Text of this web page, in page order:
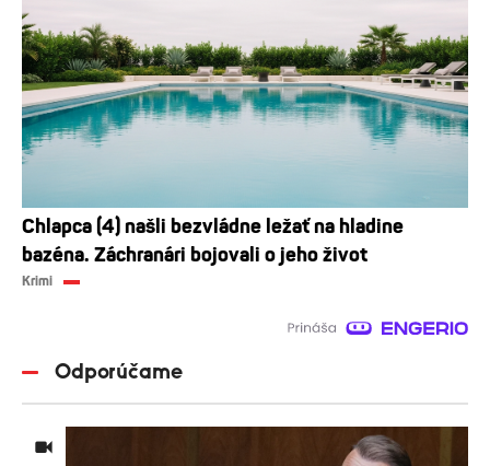
Chlapca (4) našli bezvládne ležať na hladine
bazéna. Záchranári bojovali o jeho život
Krimi
Odporúčame